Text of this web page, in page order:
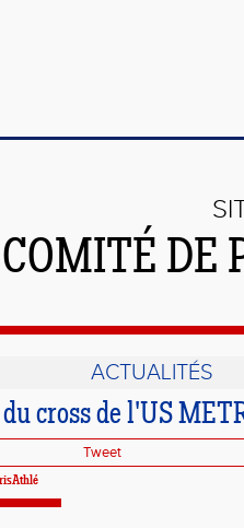
DE
ACTUALITÉS
cross de l'US
Tweet